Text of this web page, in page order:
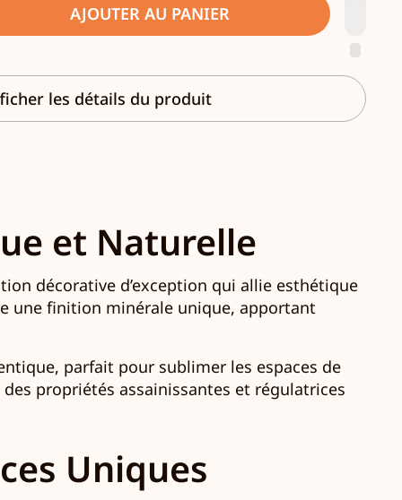
AJOUTER AU PANIER
les détails du produit
et Naturelle
décorative d’exception qui allie esthétique
une finition minérale unique, apportant
parfait pour sublimer les espaces de
propriétés assainissantes et régulatrices
Uniques